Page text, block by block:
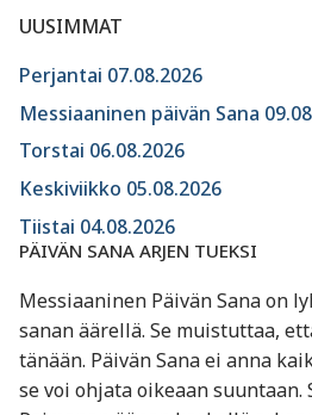
UUSIMMAT
Perjantai 07.08.2026
Messiaaninen päivän Sana
Torstai 06.08.2026
Keskiviikko 05.08.2026
Tiistai 04.08.2026
PÄIVÄN SANA ARJEN TUEKSI
Messiaaninen Päivän Sana on
sanan äärellä. Se muistuttaa,
tänään. Päivän Sana ei anna
se voi ohjata oikeaan suuntaan.